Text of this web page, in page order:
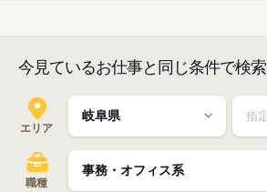
今見ているお仕事と同じ条件で検索
エリア
職種